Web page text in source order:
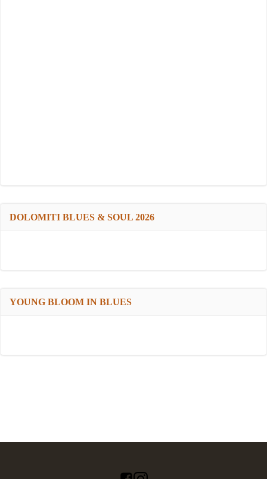
DOLOMITI BLUES & SOUL 2026
YOUNG BLOOM IN BLUES